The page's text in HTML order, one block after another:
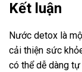
Kết luận
Nước detox là
cải thiện sức
có thể dễ dàng